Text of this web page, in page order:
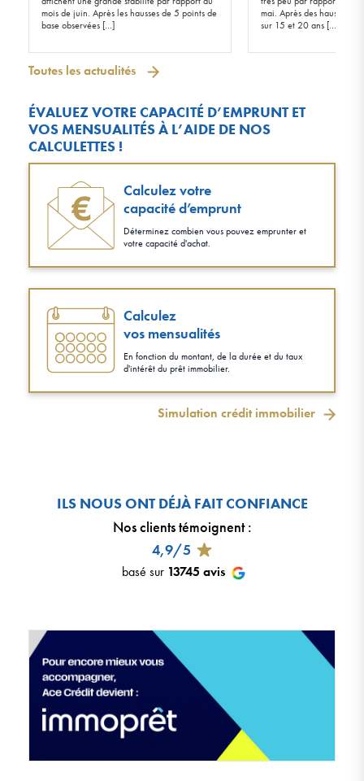
mois de juin. Après les hausses de 5 points de
base observées […]
mai. Après des hausses
sur 15 et 20 ans […]
Toutes les actualités
ÉVALUEZ VOTRE CAPACITÉ D’EMPRUNT ET
VOS MENSUALITÉS À L’AIDE DE NOS
CALCULETTES !
Calculez votre
capacité d’emprunt
Déterminez combien vous pouvez emprunter et
votre capacité d'achat.
Calculez
vos mensualités
En fonction du montant, de la durée et du taux
d'intérêt du prêt immobilier.
Simulation crédit immobilier
ILS NOUS ONT DÉJÀ FAIT CONFIANCE
Nos clients témoignent:
4,9/5
basé sur 13745 avis